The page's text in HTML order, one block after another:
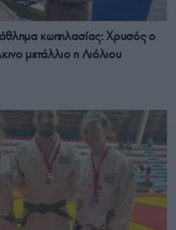
κωπηλασίας: Χρυσός ο
μετάλλιο η Λιόλιου